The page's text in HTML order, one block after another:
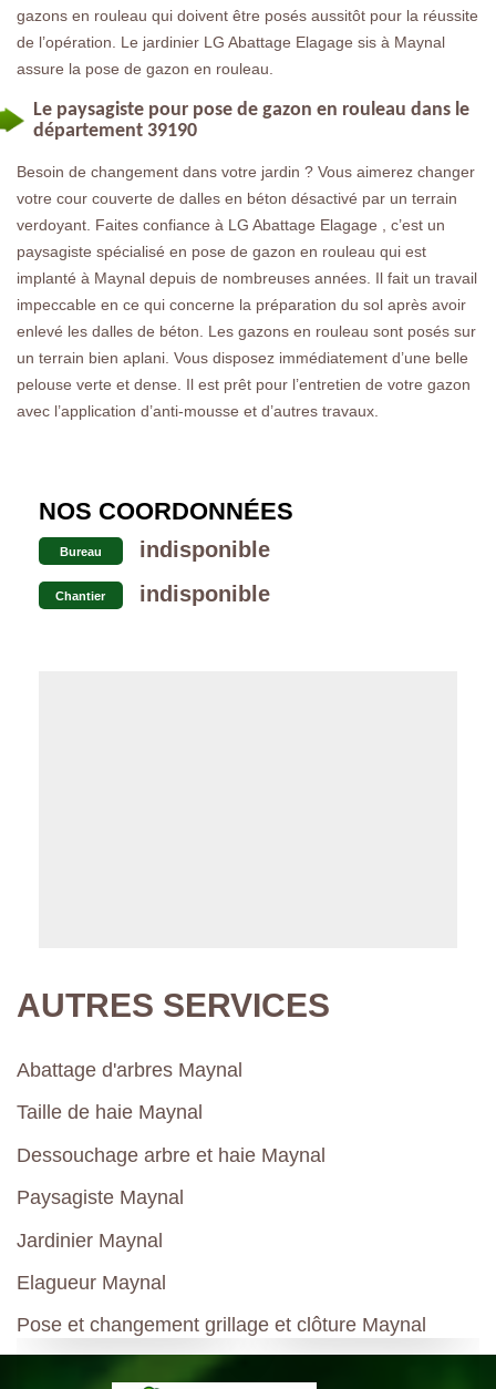
gazons en rouleau qui doivent être posés aussitôt pour la réussite
de l’opération. Le jardinier LG Abattage Elagage sis à Maynal
assure la pose de gazon en rouleau.
Le paysagiste pour pose de gazon en rouleau dans le
département 39190
Besoin de changement dans votre jardin ? Vous aimerez changer
votre cour couverte de dalles en béton désactivé par un terrain
verdoyant. Faites confiance à LG Abattage Elagage , c’est un
paysagiste spécialisé en pose de gazon en rouleau qui est
implanté à Maynal depuis de nombreuses années. Il fait un travail
impeccable en ce qui concerne la préparation du sol après avoir
enlevé les dalles de béton. Les gazons en rouleau sont posés sur
un terrain bien aplani. Vous disposez immédiatement d’une belle
pelouse verte et dense. Il est prêt pour l’entretien de votre gazon
avec l’application d’anti-mousse et d’autres travaux.
NOS COORDONNÉES
Bureau indisponible
Chantier indisponible
AUTRES SERVICES
Abattage d'arbres Maynal
Taille de haie Maynal
Dessouchage arbre et haie Maynal
Paysagiste Maynal
Jardinier Maynal
Elagueur Maynal
Pose et changement grillage et clôture Maynal